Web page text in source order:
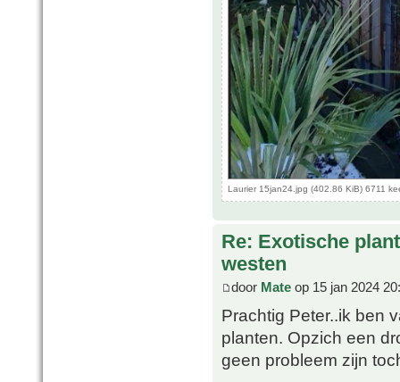
Laurier 15jan24.jpg (402.86 KiB) 6711
Re: Exotische
westen
door Mate op 15 jan 2024
Prachtig Peter..ik ben
planten. Opzich een
geen probleem zijn